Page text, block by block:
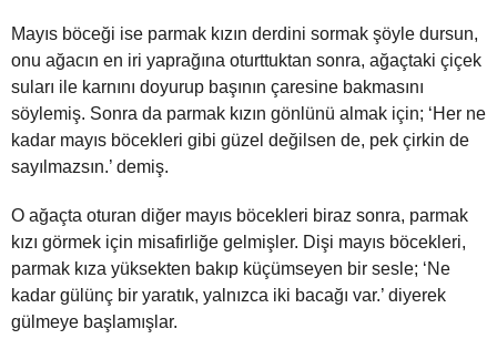
Mayıs böceği ise parmak kızın derdini sormak şöyle dursun,
onu ağacın en iri yaprağına oturttuktan sonra, ağaçtaki çiçek
suları ile karnını doyurup başının çaresine bakmasını
söylemiş. Sonra da parmak kızın gönlünü almak için; ‘Her ne
kadar mayıs böcekleri gibi güzel değilsen de, pek çirkin de
sayılmazsın.’ demiş.
O ağaçta oturan diğer mayıs böcekleri biraz sonra, parmak
kızı görmek için misafirliğe gelmişler. Dişi mayıs böcekleri,
parmak kıza yüksekten bakıp küçümseyen bir sesle; ‘Ne
kadar gülünç bir yaratık, yalnızca iki bacağı var.’ diyerek
gülmeye başlamışlar.